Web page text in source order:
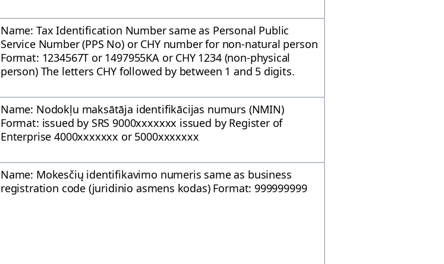
Name: Tax Identification Number same as Personal Public
Service Number (PPS No) or CHY number for non-natural person
Format: 1234567T or 1497955KA or CHY 1234 (non-physical
person) The letters CHY followed by between 1 and 5 digits.
Name: Nodokļu maksātāja identifikācijas numurs (NMIN)
Format: issued by SRS 9000xxxxxxx issued by Register of
Enterprise 4000xxxxxxx or 5000xxxxxxx
Name: Mokesčių identifikavimo numeris same as business
registration code (juridinio asmens kodas) Format: 999999999